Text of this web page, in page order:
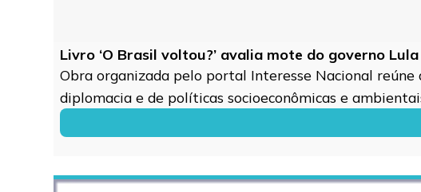
Livro ‘O Brasil voltou?’ avalia mote do governo
Obra organizada pelo portal Interesse Nacional
diplomacia e de políticas socioeconômicas e